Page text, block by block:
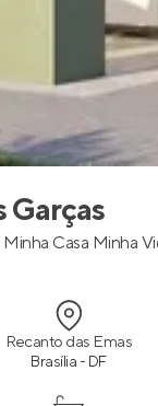
Garças
Casa Minha
Recanto das Emas
Brasília - DF